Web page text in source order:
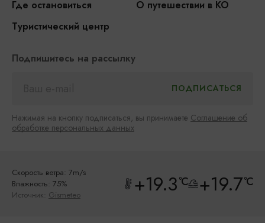
Где остановиться
О путешествии в КО
Туристический центр
Подпишитесь на рассылку
Нажимая на кнопку подписаться, вы принимаете Соглашение об
обработке персональных данных
Скорость ветра: 7m/s
Влажность: 75%
Источник: Gismeteo +19.3°C +19.7°C